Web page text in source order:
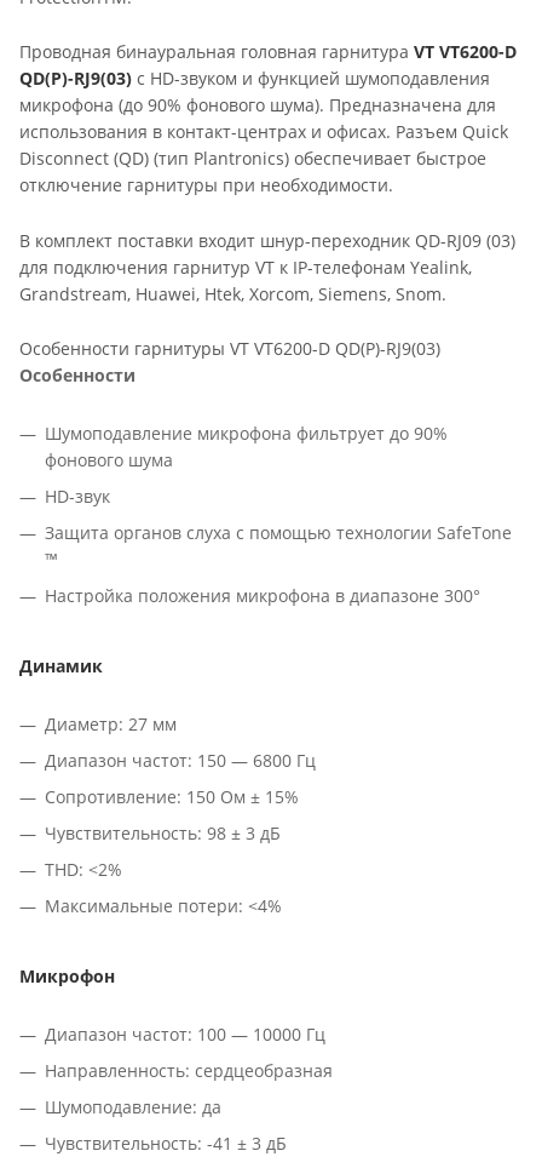
Проводная бинауральная головная гарнитура VT VT6200-D
QD(P)-RJ9(03) с HD-звуком и функцией шумоподавления
микрофона (до 90% фонового шума). Предназначена для
использования в контакт-центраx и офисах. Разъем Quick
Disconnect (QD) (тип Plantronics) обеспечивает быстрое
отключение гарнитуры при необходимости.
В комплект поставки входит шнур-переходник QD-RJ09 (03)
для подключения гарнитур VT к IP-телефонам Yealink,
Grandstream, Huawei, Htek, Xorcom, Siemens, Snom.
Особенности гарнитуры VT VT6200-D QD(P)-RJ9(03)
Особенности
Шумоподавление микрофона фильтрует до 90%
фонового шума
HD-звук
Защита органов слуха с помощью технологии SafeTone
™
Настройка положения микрофона в диапазоне 300°
Динамик
Диаметр: 27 мм
Диапазон частот: 150 — 6800 Гц
Сопротивление: 150 Ом ± 15%
Чувствительность: 98 ± 3 дБ
THD: <2%
Максимальные потери: <4%
Микрофон
Диапазон частот: 100 — 10000 Гц
Направленность: сердцеобразная
Шумоподавление: да
Чувствительность: -41 ± 3 дБ